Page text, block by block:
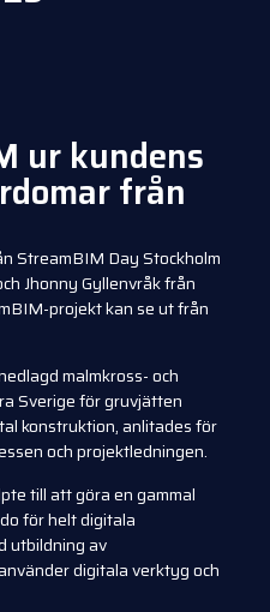
ur kundens
från
StreamBIM Day Stockholm
Jhonny Gyllenvråk från
projekt kan se ut från
malmkross- och
Sverige för gruvjätten
konstruktion, anlitades för
och projektledningen.
till att göra en gammal
för helt digitala
utbildning av
digitala verktyg och